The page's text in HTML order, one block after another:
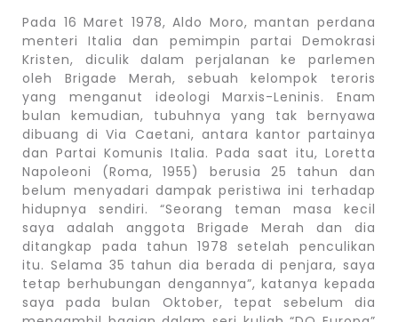
Pada 16 Maret 1978, Aldo Moro, mantan perdana
menteri Italia dan pemimpin partai Demokrasi
Kristen, diculik dalam perjalanan ke parlemen
oleh Brigade Merah, sebuah kelompok teroris
yang menganut ideologi Marxis-Leninis. Enam
bulan kemudian, tubuhnya yang tak bernyawa
dibuang di Via Caetani, antara kantor partainya
dan Partai Komunis Italia. Pada saat itu, Loretta
Napoleoni (Roma, 1955) berusia 25 tahun dan
belum menyadari dampak peristiwa ini terhadap
hidupnya sendiri. “Seorang teman masa kecil
saya adalah anggota Brigade Merah dan dia
ditangkap pada tahun 1978 setelah penculikan
itu. Selama 35 tahun dia berada di penjara, saya
tetap berhubungan dengannya”, katanya kepada
saya pada bulan Oktober, tepat sebelum dia